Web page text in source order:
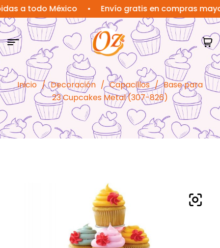
todo México • Envío gratis en compras mayores a
Inicio / Decoración / Capacillos / Base para
23 Cupcakes Metal (307-826)